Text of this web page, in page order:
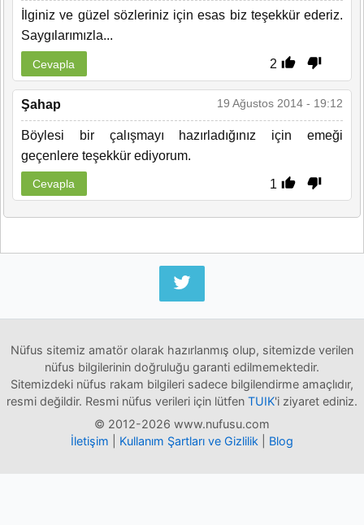
İlginiz ve güzel sözleriniz için esas biz teşekkür ederiz.
Saygılarımızla...
2
Cevapla
Şahap 19 Ağustos 2014 - 19:12
Böylesi bir çalışmayı hazırladığınız için emeği
geçenlere teşekkür ediyorum.
1
Cevapla
Nüfus sitemiz amatör olarak hazırlanmış olup, sitemizde verilen
nüfus bilgilerinin doğruluğu garanti edilmemektedir.
Sitemizdeki nüfus rakam bilgileri sadece bilgilendirme amaçlıdır,
resmi değildir. Resmi nüfus verileri için lütfen TUIK'i ziyaret ediniz.
© 2012-2026 www.nufusu.com
İletişim
Kullanım Şartları ve Gizlilik Blog